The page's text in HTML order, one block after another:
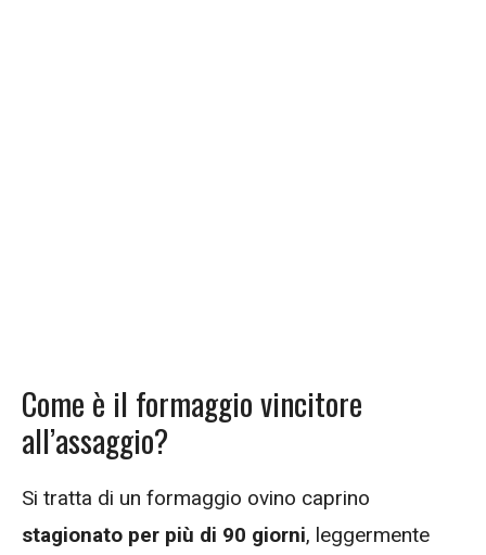
Come è il formaggio vincitore
all’assaggio?
Si tratta di un formaggio ovino caprino
stagionato per più di 90 giorni, leggermente